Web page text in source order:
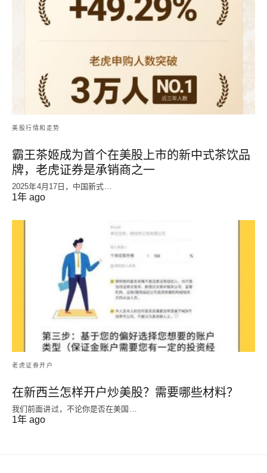
美股行情和走势
霸王茶姬成为首个在美股上市的新中式茶饮品
牌，老虎证券是承销商之一
2025年4月17日，中国新式…
1年 ago
老虎证券开户
在新西兰怎样开户炒美股？需要哪些材料？
我们前面讲过，不论你是否在美国…
1年 ago